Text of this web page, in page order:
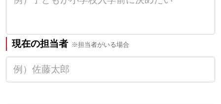
現在の担当者 ※担当者がいる場合